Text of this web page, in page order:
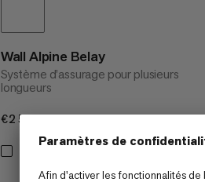
Wall Alpine Belay
Système d’assurage pour plusieurs
longueurs
€25€25